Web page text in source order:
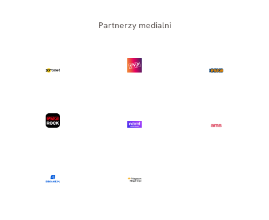
Partnerzy medialni